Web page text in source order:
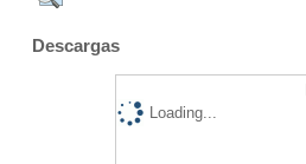
Descargas
Loading...